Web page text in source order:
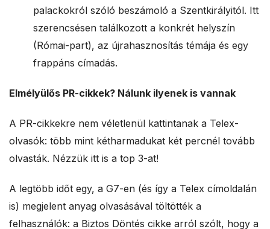
palackokról szóló beszámoló a Szentkirályitól. Itt
szerencsésen találkozott a konkrét helyszín
(Római-part), az újrahasznosítás témája és egy
frappáns címadás.
Elmélyülős PR-cikkek? Nálunk ilyenek is vannak
A PR-cikkekre nem véletlenül kattintanak a Telex-
olvasók: több mint kétharmadukat két percnél tovább
olvasták. Nézzük itt is a top 3-at!
A legtöbb időt egy, a G7-en (és így a Telex címoldalán
is) megjelent anyag olvasásával töltötték a
felhasználók: a Biztos Döntés cikke arról szólt, hogy a